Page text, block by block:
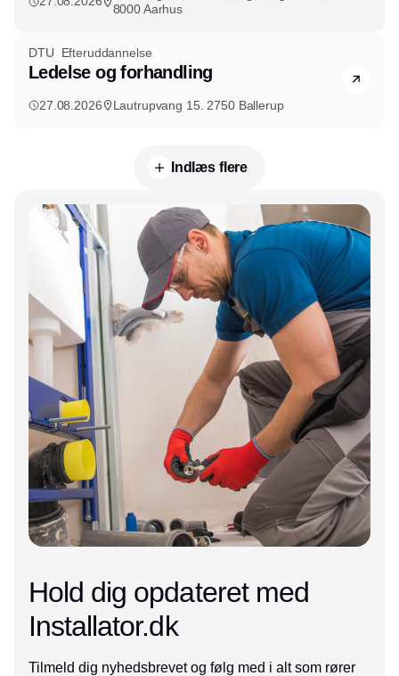
8000 Aarhus
DTU Efteruddannelse
Ledelse og forhandling
27.08.2026 Lautrupvang 15. 2750 Ballerup
Indlæs flere
Hold dig opdateret med
Installator.dk
Tilmeld dig nyhedsbrevet og følg med i alt som rører